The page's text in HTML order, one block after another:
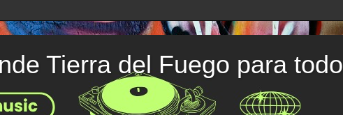
Tierra del Fuego para todo